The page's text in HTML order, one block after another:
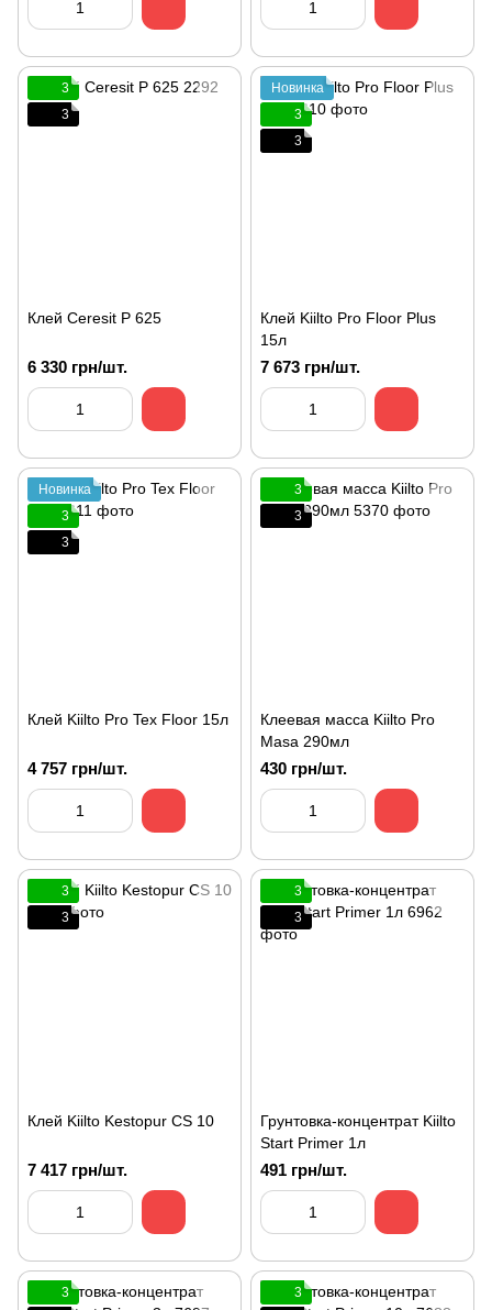
3
3
Клей Ceresit P 625
6 330 грн/шт.
Новинка
3
3
Клей Kiilto Pro Floor Plus
15л
7 673 грн/шт.
Новинка
3
3
Клей Kiilto Pro Tex Floor 15л
4 757 грн/шт.
3
3
Клеевая масса Kiilto Pro
Masa 290мл
430 грн/шт.
3
3
Клей Kiilto Kestopur CS 10
7 417 грн/шт.
3
3
Грунтовка-концентрат Kiilto
Start Primer 1л
491 грн/шт.
3
3